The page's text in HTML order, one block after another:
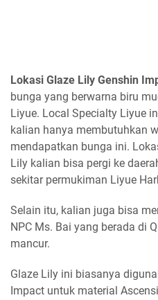
Lokasi Glaze Lily Genshin
bunga yang berwarna biru
Liyue. Local Specialty Liyue
kalian hanya membutuhkan
mendapatkan bunga ini.
Lily kalian bisa pergi ke
sekitar permukiman Liyue
Selain itu, kalian juga bisa
NPC Ms. Bai yang berada di
mancur.
Glaze Lily ini biasanya
Impact untuk material